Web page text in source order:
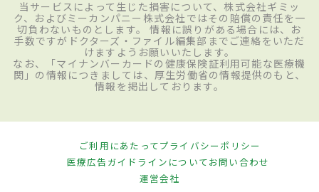
当サービスによって生じた損害について、株式会社ギミッ
ク、およびミーカンパニー株式会社ではその賠償の責任を一
切負わないものとします。 情報に誤りがある場合には、お
手数ですがドクターズ・ファイル編集部までご連絡をいただ
けますようお願いいたします。
なお、「マイナンバーカードの健康保険証利用可能な医療機
関」の情報につきましては、厚生労働省の情報提供のもと、
情報を掲出しております。
ご利用にあたってプライバシーポリシー
医療広告ガイドラインについてお問い合わせ
運営会社